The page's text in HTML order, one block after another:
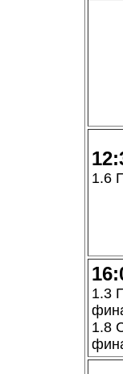
1.6
1.3
1.8